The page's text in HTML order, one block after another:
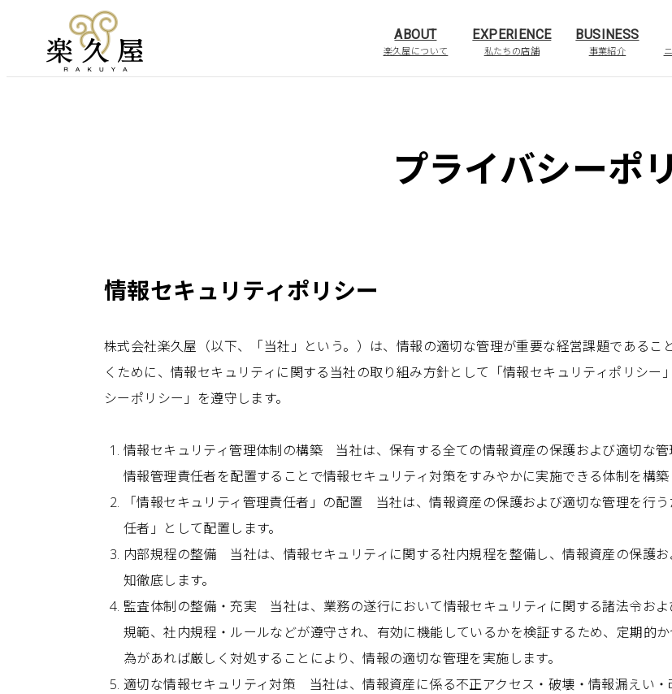
ABOUT
楽久屋について
EXPERIENCE
私たちの店舗
BUSINESS
事業紹介
プライバシーポ
情報セキュリティポリシー
株式会社楽久屋（以下、「当社」という。）は、情報の適切な管理が重要な経営課題である
くために、情報セキュリティに関する当社の取り組み方針として「情報セキュリティポリシ
シーポリシー」を遵守します。
情報セキュリティ管理体制の構築 当社は、保有する全ての情報資産の保護および適切な
情報管理責任者を配置することで情報セキュリティ対策をすみやかに実施できる体制を構築
「情報セキュリティ管理責任者」の配置 当社は、情報資産の保護および適切な管理を行
任者」として配置します。
内部規程の整備 当社は、情報セキュリティに関する社内規程を整備し、情報資産の保護
知徹底します。
監査体制の整備・充実 当社は、業務の遂行において情報セキュリティに関する諸法令お
規範、社内規程・ルールなどが遵守され、有効に機能しているかを検証するため、定期的
為があれば厳しく対処することにより、情報の適切な管理を実施します。
適切な情報セキュリティ対策 当社は、情報資産に係る不正アクセス・破壊・情報漏えい